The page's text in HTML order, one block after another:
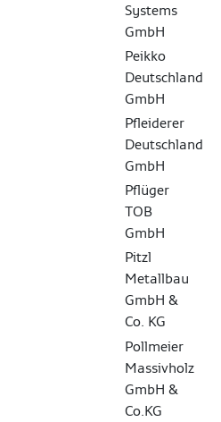
Systems
GmbH
Peikko
Deutschland
GmbH
Pfleiderer
Deutschland
GmbH
Pflüger
TOB
GmbH
Pitzl
Metallbau
GmbH &
Co. KG
Pollmeier
Massivholz
GmbH &
Co.KG